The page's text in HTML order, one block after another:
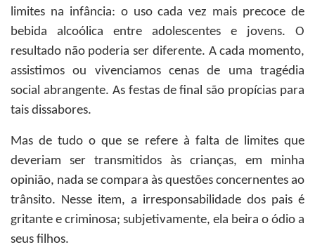
limites na infância: o uso cada vez mais precoce de
bebida alcoólica entre adolescentes e jovens. O
resultado não poderia ser diferente. A cada momento,
assistimos ou vivenciamos cenas de uma tragédia
social abrangente. As festas de final são propícias para
tais dissabores.
Mas de tudo o que se refere à falta de limites que
deveriam ser transmitidos às crianças, em minha
opinião, nada se compara às questões concernentes ao
trânsito. Nesse item, a irresponsabilidade dos pais é
gritante e criminosa; subjetivamente, ela beira o ódio a
seus filhos.